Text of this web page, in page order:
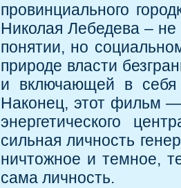
провинциального
Николая Лебедева –
понятии, но
природе власти
и включающей в себя
Наконец, этот фильм —
энергетического
сильная личность
ничтожное и темное,
сама личность.